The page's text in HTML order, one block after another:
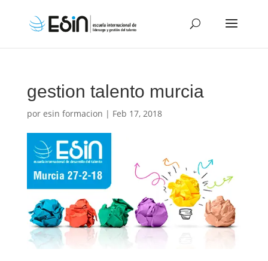
gestion talento murcia
por esin formacion | Feb 17, 2018